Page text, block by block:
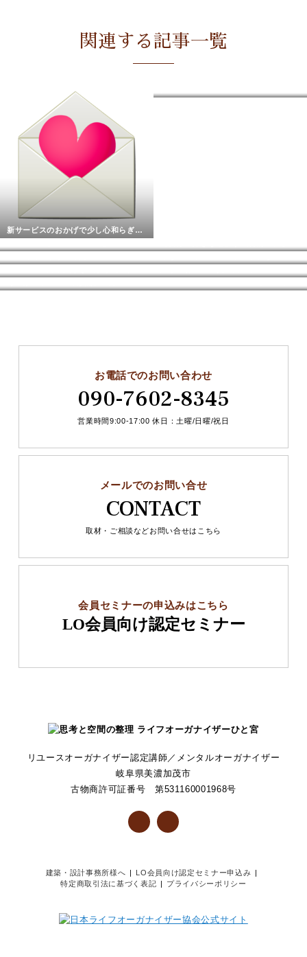
関連する記事一覧
新サービスのおかげで少し心和らぎました
お電話でのお問い合わせ
090-7602-8345
営業時間9:00-17:00 休日：土曜/日曜/祝日
メールでのお問い合せ
CONTACT
取材・ご相談などお問い合せはこちら
会員セミナーの申込みはこちら
LO会員向け認定セミナー
リユースオーガナイザー認定講師／メンタルオーガナイザー
岐阜県美濃加茂市
古物商許可証番号 第531160001968号
建築・設計事務所様へ
LO会員向け認定セミナー申込み
特定商取引法に基づく表記
プライバシーポリシー